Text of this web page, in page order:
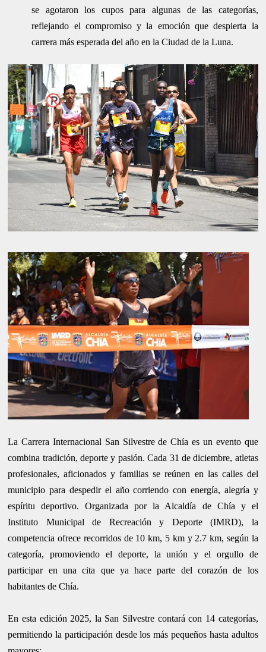
se agotaron los cupos para algunas de las categorías,
reflejando el compromiso y la emoción que despierta la
carrera más esperada del año en la Ciudad de la Luna.
La Carrera Internacional San Silvestre de Chía es un evento que
combina tradición, deporte y pasión. Cada 31 de diciembre, atletas
profesionales, aficionados y familias se reúnen en las calles del
municipio para despedir el año corriendo con energía, alegría y
espíritu deportivo. Organizada por la Alcaldía de Chía y el
Instituto Municipal de Recreación y Deporte (IMRD), la
competencia ofrece recorridos de 10 km, 5 km y 2.7 km, según la
categoría, promoviendo el deporte, la unión y el orgullo de
participar en una cita que ya hace parte del corazón de los
habitantes de Chía.
En esta edición 2025, la San Silvestre contará con 14 categorías,
permitiendo la participación desde los más pequeños hasta adultos